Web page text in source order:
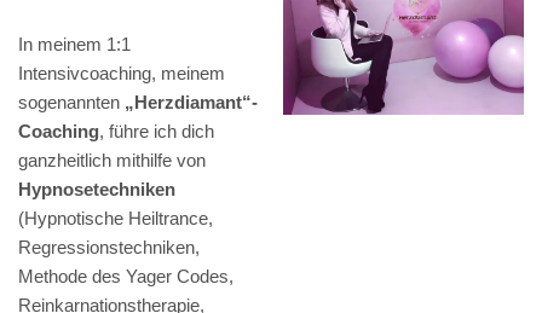
In meinem 1:1
Intensivcoaching, meinem
sogenannten „Herzdiamant“-
Coaching, führe ich dich
ganzheitlich mithilfe von
Hypnosetechniken
(Hypnotische Heiltrance,
Regressionstechniken,
Methode des Yager Codes,
Reinkarnationstherapie,